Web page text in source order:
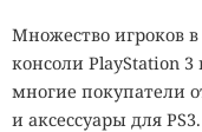
Множество игроков
консоли PlayStation
многие покупатели
и аксессуары для PS3.